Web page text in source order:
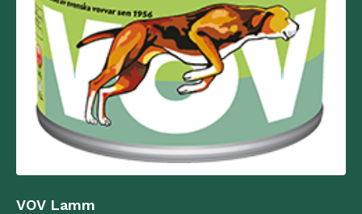
VOV Lamm